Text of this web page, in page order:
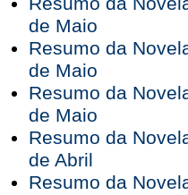
de Maio
Resumo da
de Maio
Resumo da
de Maio
Resumo da
de Abril
Resumo da